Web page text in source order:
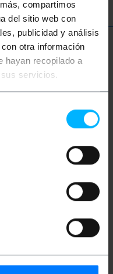
compartimos
del sitio web con
publicidad y análisis
otra información
hayan recopilado a
servicios.
OFC (Oxygen Free
d'instruments.
disposa de
l'altre extrem de